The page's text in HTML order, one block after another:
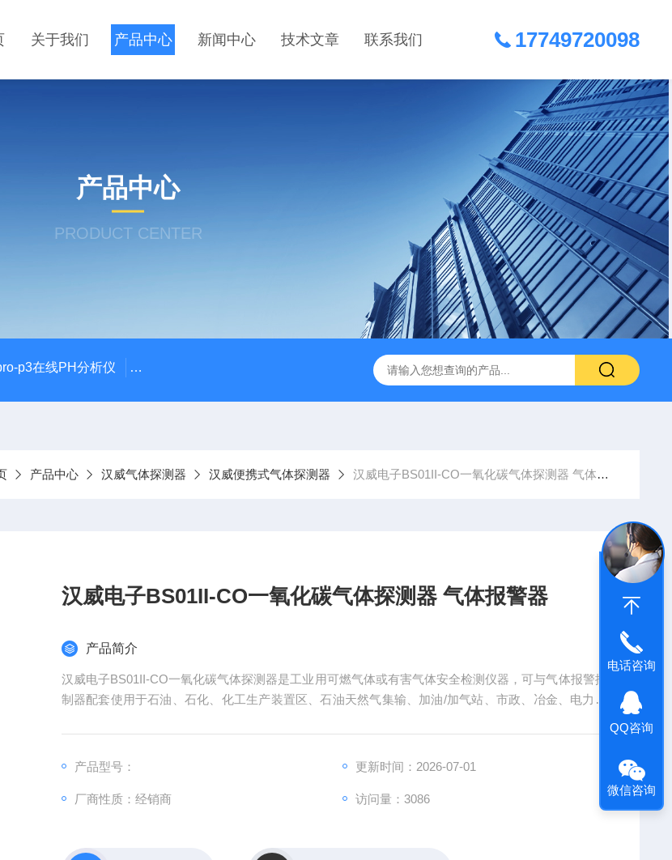
关于我们 产品中心 新闻中心 技术文章 联系我们 17749720098
产品中心
PRODUCT CENTER
p3在线PH分析仪 哈希在线PH计电极PD1R1 哈希HQ40D便携式多参数水质分析仪 哈希PD1P1在线PH
产品中心 汉威气体探测器 汉威便携式气体探测器 汉威电子BS01II-CO一氧化碳气体探测器 气体报警器
汉威电子BS01II-CO一氧化碳气体探测器 气体报警器
产品简介
汉威电子BS01II-CO一氧化碳气体探测器是工业用可燃气体或有害气体安全检测仪器，可与气体报警控
制器配套使用于石油、石化、化工生产装置区、石油天然气集输、加油/加气站、市政、冶金、电力等
产品型号： 更新时间：2026-07-01
厂商性质：经销商 访问量：3086
电话咨询
QQ咨询
微信咨询